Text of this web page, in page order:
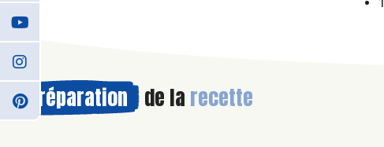
Préparation de la recette